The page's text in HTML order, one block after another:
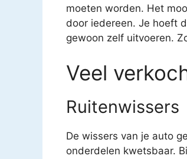
moeten worden. Het
door iedereen. Je hoeft
gewoon zelf uitvoeren.
Veel
Ruitenwissers
De wissers van je auto
onderdelen kwetsbaar.